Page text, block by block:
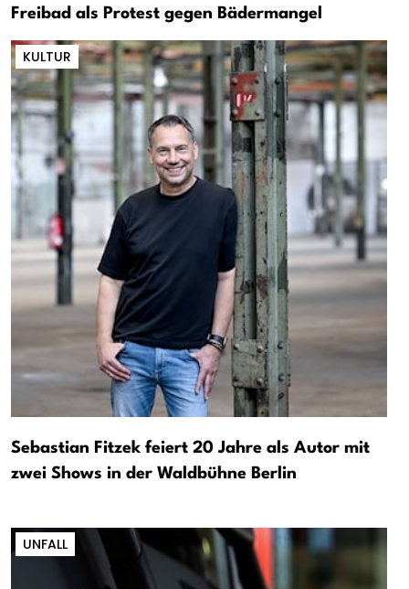
Freibad als Protest gegen Bädermangel
KULTUR
Sebastian Fitzek feiert 20 Jahre als Autor mit
zwei Shows in der Waldbühne Berlin
UNFALL